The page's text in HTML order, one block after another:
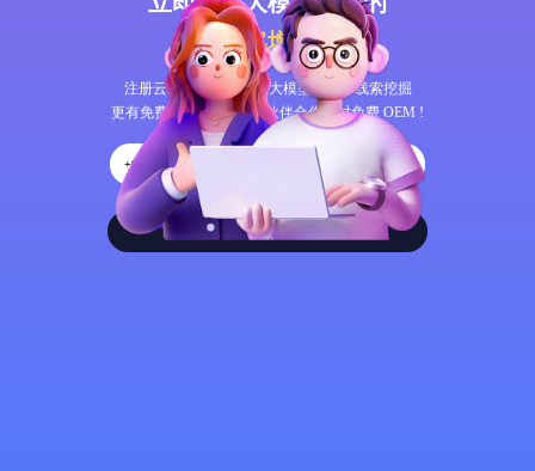
智能获客增长方案
注册云蝠智能，体验AI大模型呼叫和线索挖掘
更有免费 CRM 任意用，伙伴合作限时免费 OEM !
+86
产品试用